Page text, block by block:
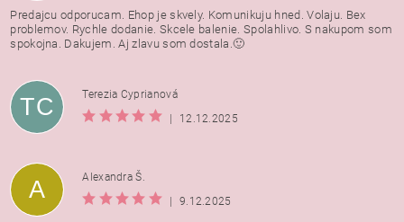
Predajcu odporucam. Ehop je skvely. Komunikuju hned. Volaju. Bex
problemov. Rychle dodanie. Skcele balenie. Spolahlivo. S nakupom som
spokojna. Dakujem. Aj zlavu som dostala.🙂
TC
Terezia Cyprianová
|
12.12.2025
A
Alexandra Š.
|
9.12.2025